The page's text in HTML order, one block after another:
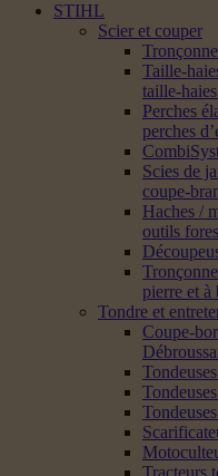
STIHL
Scier et couper
Taille-
taille-
Perches
perches
Scies de
coupe-
Haches /
outils
pierre et à
Tondre et
Coupe-
Tracteurs